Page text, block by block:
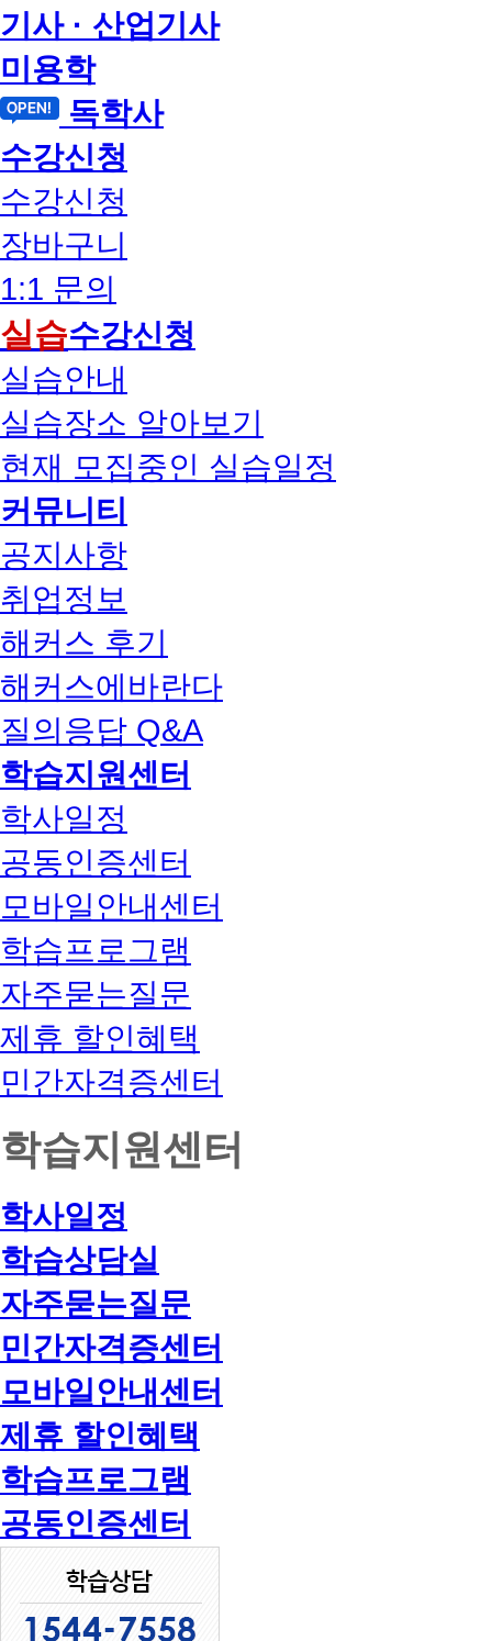
기사 · 산업기사
미용학
독학사
수강신청
수강신청
장바구니
1:1 문의
실습수강신청
실습안내
실습장소 알아보기
현재 모집중인 실습일정
커뮤니티
공지사항
취업정보
해커스 후기
해커스에바란다
질의응답 Q&A
학습지원센터
학사일정
공동인증센터
모바일안내센터
학습프로그램
자주묻는질문
제휴 할인혜택
민간자격증센터
학습지원센터
학사일정
학습상담실
자주묻는질문
민간자격증센터
모바일안내센터
제휴 할인혜택
학습프로그램
공동인증센터